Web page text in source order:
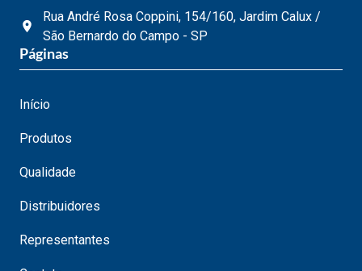
Rua André Rosa Coppini, 154/160, Jardim Calux /
São Bernardo do Campo - SP
Páginas
Início
Produtos
Qualidade
Distribuidores
Representantes